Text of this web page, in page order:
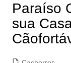
Paraíso
sua